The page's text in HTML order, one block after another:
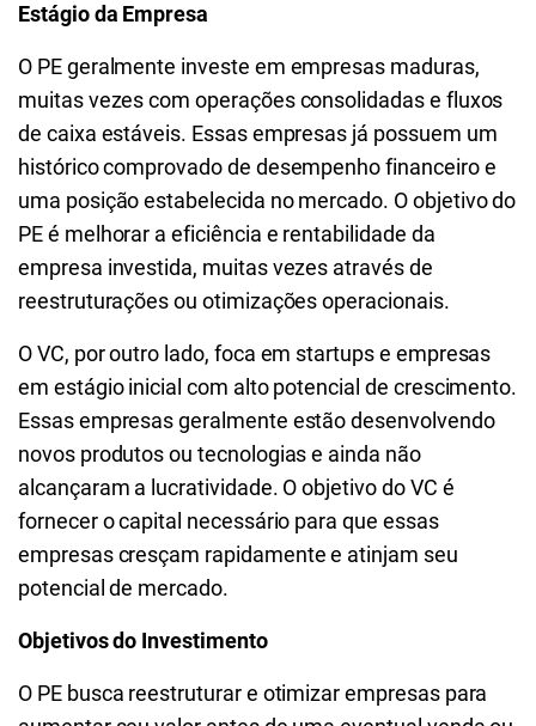
Estágio da Empresa
O PE geralmente investe em empresas maduras,
muitas vezes com operações consolidadas e fluxos
de caixa estáveis. Essas empresas já possuem um
histórico comprovado de desempenho financeiro e
uma posição estabelecida no mercado. O objetivo do
PE é melhorar a eficiência e rentabilidade da
empresa investida, muitas vezes através de
reestruturações ou otimizações operacionais.
O VC, por outro lado, foca em startups e empresas
em estágio inicial com alto potencial de crescimento.
Essas empresas geralmente estão desenvolvendo
novos produtos ou tecnologias e ainda não
alcançaram a lucratividade. O objetivo do VC é
fornecer o capital necessário para que essas
empresas cresçam rapidamente e atinjam seu
potencial de mercado.
Objetivos do Investimento
O PE busca reestruturar e otimizar empresas para